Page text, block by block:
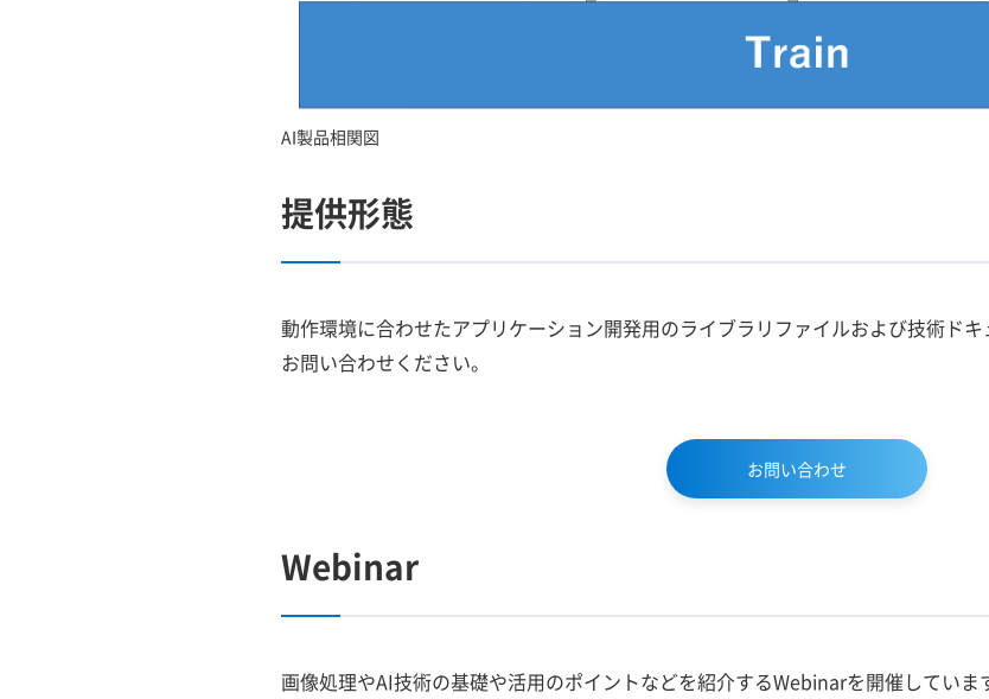
AI製品相関図
提供形態
動作環境に合わせたアプリケーション開発用のライブラリファイルおよび技術ド
お問い合わせください。
お問い合わせ
Webinar
画像処理やAI技術の基礎や活用のポイントなどを紹介するWebinarを開催していま